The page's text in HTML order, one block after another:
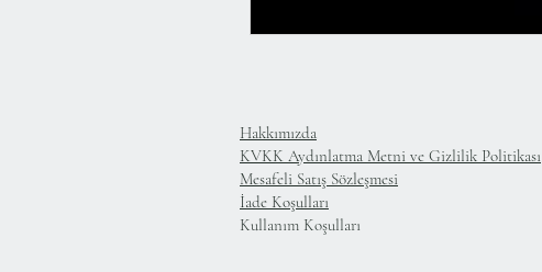
Hakkımızda
KVKK Aydınlatma Metni ve Gizlilik Politikası
Mesafeli Satış Sözleşmesi
İade Koşulları
Kullanım Koşulları